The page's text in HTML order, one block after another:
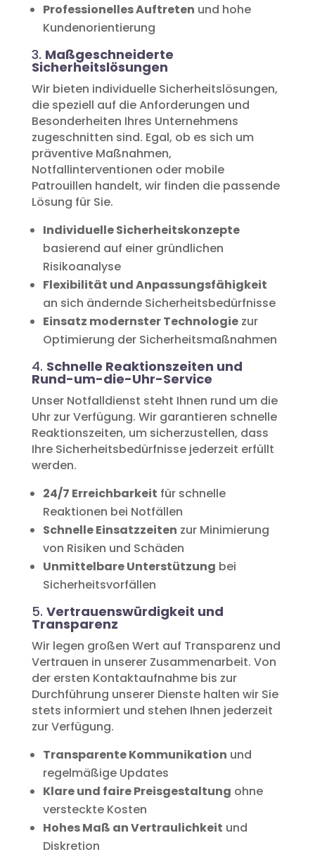
Professionelles Auftreten und hohe
Kundenorientierung
3. Maßgeschneiderte
Sicherheitslösungen
Wir bieten individuelle Sicherheitslösungen,
die speziell auf die Anforderungen und
Besonderheiten Ihres Unternehmens
zugeschnitten sind. Egal, ob es sich um
präventive Maßnahmen,
Notfallinterventionen oder mobile
Patrouillen handelt, wir finden die passende
Lösung für Sie.
Individuelle Sicherheitskonzepte
basierend auf einer gründlichen
Risikoanalyse
Flexibilität und Anpassungsfähigkeit
an sich ändernde Sicherheitsbedürfnisse
Einsatz modernster Technologiezur
Optimierung der Sicherheitsmaßnahmen
4. Schnelle Reaktionszeiten und
Rund-um-die-Uhr-Service
Unser Notfalldienst steht Ihnen rund um die
Uhr zur Verfügung. Wir garantieren schnelle
Reaktionszeiten, um sicherzustellen, dass
Ihre Sicherheitsbedürfnisse jederzeit erfüllt
werden.
24/7 Erreichbarkeit für schnelle
Reaktionen bei Notfällen
Schnelle Einsatzzeiten zur Minimierung
von Risiken und Schäden
Unmittelbare Unterstützung bei
Sicherheitsvorfällen
5. Vertrauenswürdigkeit und
Transparenz
Wir legen großen Wert auf Transparenz und
Vertrauen in unserer Zusammenarbeit. Von
der ersten Kontaktaufnahme bis zur
Durchführung unserer Dienste halten wir Sie
stets informiert und stehen Ihnen jederzeit
zur Verfügung.
Transparente Kommunikation und
regelmäßige Updates
Klare und faire Preisgestaltung ohne
versteckte Kosten
Hohes Maß an Vertraulichkeit und
Diskretion